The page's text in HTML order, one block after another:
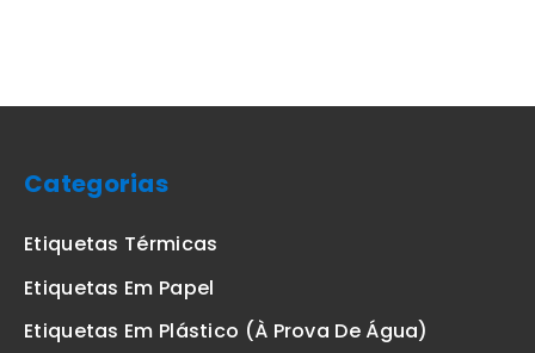
Categorias
Etiquetas Térmicas
Etiquetas Em Papel
Etiquetas Em Plástico (à Prova De Água)